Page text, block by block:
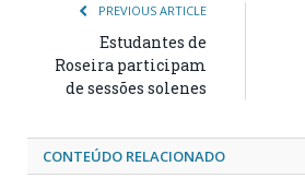
PREVIOUS ARTICLE
Estudantes de
Roseira participam
de sessões solenes
CONTEÚDO RELACIONADO